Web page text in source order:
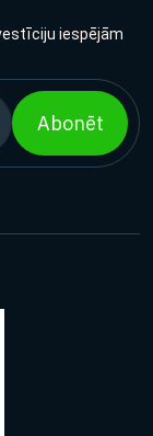
iespējām
Abonēt